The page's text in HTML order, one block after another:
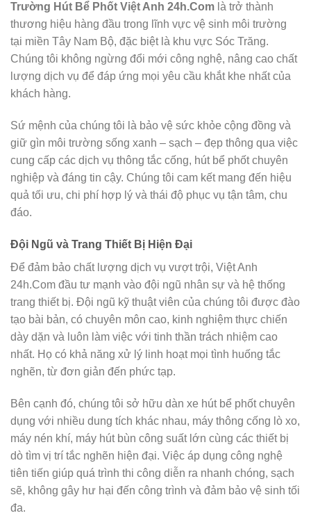
Trường Hút Bể Phốt Việt Anh 24h.Com là trở thành
thương hiệu hàng đầu trong lĩnh vực vệ sinh môi trường
tại miền Tây Nam Bộ, đặc biệt là khu vực Sóc Trăng.
Chúng tôi không ngừng đổi mới công nghệ, nâng cao chất
lượng dịch vụ để đáp ứng mọi yêu cầu khắt khe nhất của
khách hàng.
Sứ mệnh của chúng tôi là bảo vệ sức khỏe cộng đồng và
giữ gìn môi trường sống xanh – sạch – đẹp thông qua việc
cung cấp các dịch vụ thông tắc cống, hút bể phốt chuyên
nghiệp và đáng tin cậy. Chúng tôi cam kết mang đến hiệu
quả tối ưu, chi phí hợp lý và thái độ phục vụ tận tâm, chu
đáo.
Đội Ngũ và Trang Thiết Bị Hiện Đại
Để đảm bảo chất lượng dịch vụ vượt trội, Việt Anh
24h.Com đầu tư mạnh vào đội ngũ nhân sự và hệ thống
trang thiết bị. Đội ngũ kỹ thuật viên của chúng tôi được đào
tạo bài bản, có chuyên môn cao, kinh nghiệm thực chiến
dày dặn và luôn làm việc với tinh thần trách nhiệm cao
nhất. Họ có khả năng xử lý linh hoạt mọi tình huống tắc
nghẽn, từ đơn giản đến phức tạp.
Bên cạnh đó, chúng tôi sở hữu dàn xe hút bể phốt chuyên
dụng với nhiều dung tích khác nhau, máy thông cống lò xo,
máy nén khí, máy hút bùn công suất lớn cùng các thiết bị
dò tìm vị trí tắc nghẽn hiện đại. Việc áp dụng công nghệ
tiên tiến giúp quá trình thi công diễn ra nhanh chóng, sạch
sẽ, không gây hư hại đến công trình và đảm bảo vệ sinh tối
đa.